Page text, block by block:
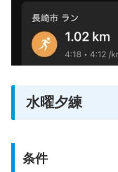
水曜夕練
条件